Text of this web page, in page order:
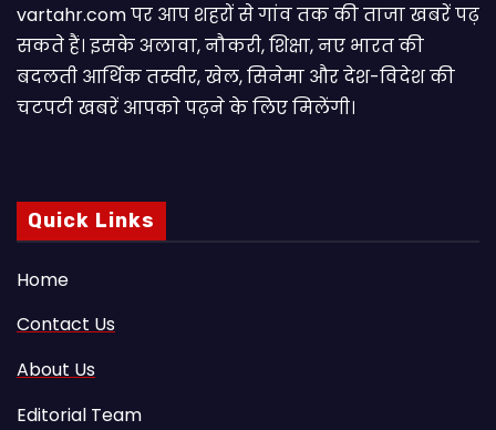
vartahr.com पर आप शहरों से गांव तक की ताजा खबरें पढ़
सकते हैं। इसके अलावा, नौकरी, शिक्षा, नए भारत की
बदलती आर्थिक तस्वीर, खेल, सिनेमा और देश-विदेश की
चटपटी खबरें आपकाे पढ़ने के लिए मिलेंगी।
Quick Links
Home
Contact Us
About Us
Editorial Team